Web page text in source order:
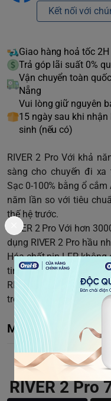
Kết nối với
Giao hàng hoả tốc
Trả góp lãi suất 0%
Vận chuyển toàn
Nẵng
Vui lòng giữ nguyên
15 ngày sau khi
sinh (nếu có)
RIVER 2 Pro Với khả
sàng cho chuyến đi
Sạc 0-100% bằng ổ
năm lần so với tiêu
thế hệ trước.
RIVER 2 Pro Với hơn
dụng RIVER 2 Pro hầu
Hóa chất pin LFP
tin cậy, hiệu quả và an
RIVER 2 Pro có một
trong ngành.
Mô tả chi tiết
Trạm tích
RIVER 2 Pro